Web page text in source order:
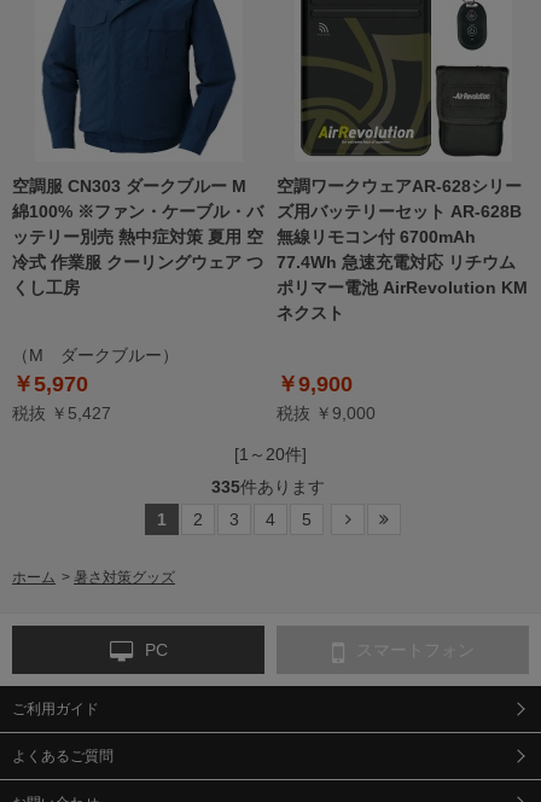
空調服 CN303 ダークブルー M
綿100% ※ファン・ケーブル・バ
ッテリー別売 熱中症対策 夏用 空
冷式 作業服 クーリングウェア つ
くし工房
（M ダークブルー）
￥5,970
税抜 ￥5,427
空調ワークウェアAR-628シリー
ズ用バッテリーセット AR-628B
無線リモコン付 6700mAh
77.4Wh 急速充電対応 リチウム
ポリマー電池 AirRevolution KM
ネクスト
￥9,900
税抜 ￥9,000
[1～20件]
335件あります
1
2 3 4 5
ホーム > 暑さ対策グッズ
PC スマートフォン
ご利用ガイド
よくあるご質問